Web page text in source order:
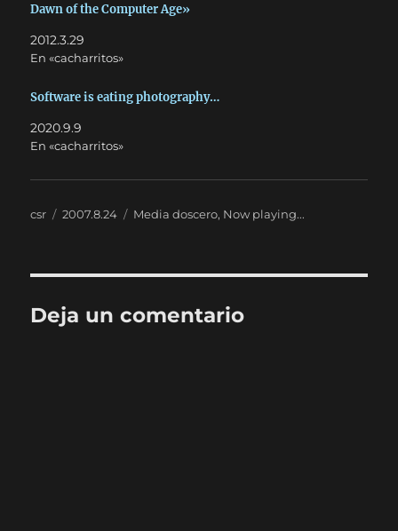
Dawn of the Computer Age»
2012.3.29
En «cacharritos»
Software is eating photography…
2020.9.9
En «cacharritos»
Autor
csr
Publicado
2007.8.24 Categorías
Media doscero, Now playing...
Deja un comentario